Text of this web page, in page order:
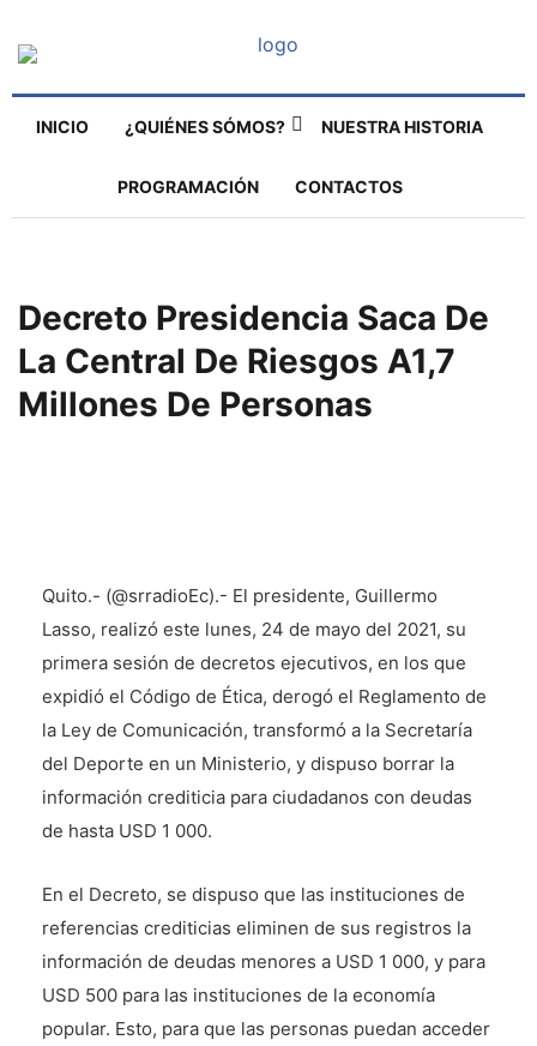
INICIO ¿QUIÉNES SÓMOS? NUESTRA HISTORIA
PROGRAMACIÓN CONTACTOS
Decreto Presidencia Saca De
La Central De Riesgos A1,7
Millones De Personas
Quito.- (@srradioEc).- El presidente, Guillermo
Lasso, realizó este lunes, 24 de mayo del 2021, su
primera sesión de decretos ejecutivos, en los que
expidió el Código de Ética, derogó el Reglamento de
la Ley de Comunicación, transformó a la Secretaría
del Deporte en un Ministerio, y dispuso borrar la
información crediticia para ciudadanos con deudas
de hasta USD 1 000.
En el Decreto, se dispuso que las instituciones de
referencias crediticias eliminen de sus registros la
información de deudas menores a USD 1 000, y para
USD 500 para las instituciones de la economía
popular. Esto, para que las personas puedan acceder